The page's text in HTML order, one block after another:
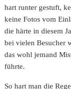
hart runter gestuft,
keine Fotos vom
die härte in diesem
bei vielen Besucher
das wohl jemand
führte.
So hart man die